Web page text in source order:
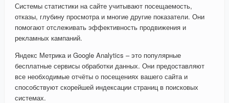
Системы статистики на сайте учитывают посещаемость,
отказы, глубину просмотра и многие другие показатели. Они
помогают отслеживать эффективность продвижения и
рекламных кампаний.
Яндекс Метрика и Google Analytics – это популярные
бесплатные сервисы обработки данных. Они предоставляют
все необходимые отчёты о посещениях вашего сайта и
способствуют скорейшей индексации страниц в поисковых
системах.